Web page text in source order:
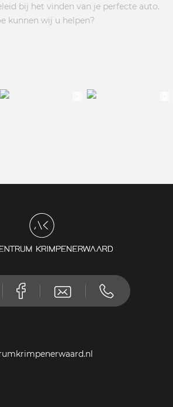
bij het vinden van je perfecte auto.
kunnen wij u helpen?